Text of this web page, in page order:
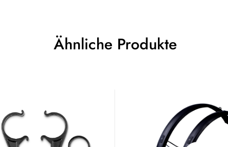
Ähnliche Produkte